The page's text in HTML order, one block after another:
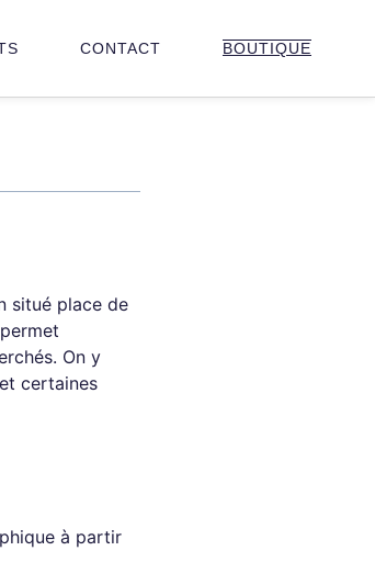
CONTACT BOUTIQUE
situé place de
On y
certaines
à partir